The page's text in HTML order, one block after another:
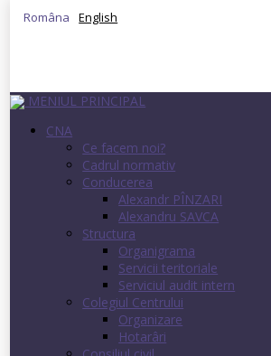
Româna English
MENIUL PRINCIPAL
CNA
Ce facem noi?
Cadrul normativ
Conducerea
Alexandr PÎNZARI
Alexandru SAVCA
Structura
Organigrama
Servicii teritoriale
Serviciul audit intern
Colegiul Centrului
Organizare
Hotarâri